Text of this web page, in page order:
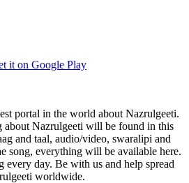
portal in the world about Nazrulgeeti.
about Nazrulgeeti will be found in this
and taal, audio/video, swaralipi and
song, everything will be available here.
day. Be with us and help spread
worldwide.